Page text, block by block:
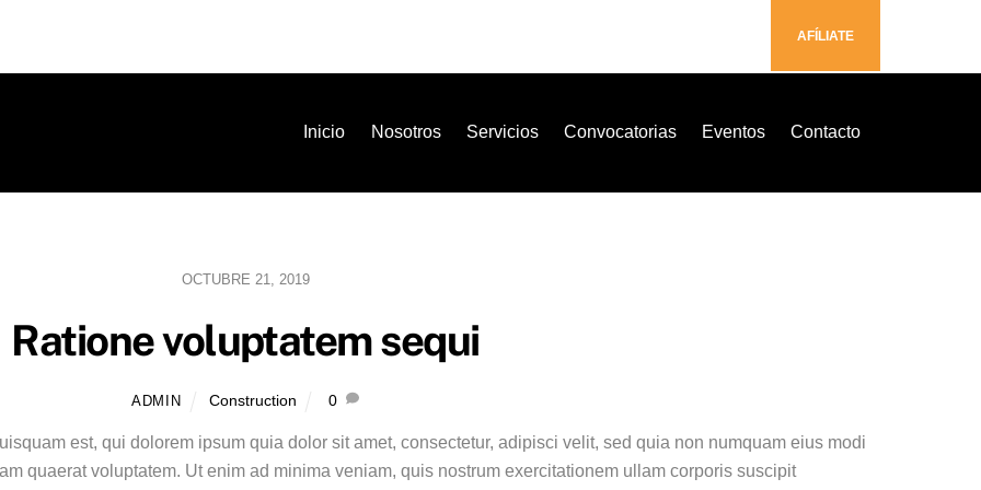
AFÍLIATE
Inicio Nosotros Servicios Convocatorias Eventos Contacto
OCTUBRE 21, 2019
Ratione voluptatem sequi
ADMIN Construction 0
est, qui dolorem ipsum quia dolor sit amet, consectetur, adipisci velit, sed quia non numquam eius modi
quaerat voluptatem. Ut enim ad minima veniam, quis nostrum exercitationem ullam corporis suscipit